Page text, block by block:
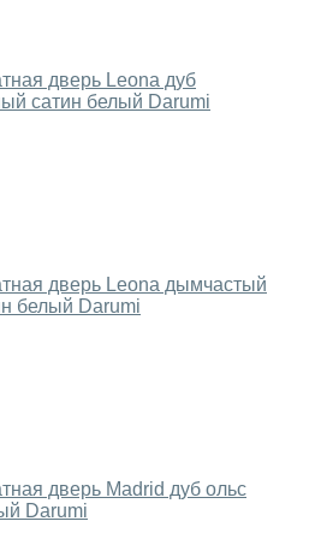
магазин?
выбрать дверные
чат или непосредственно
особенности и
сушки), который
толщиной 20 мм.
МДФ, вся конструкция
дверь Leona дуб
сатин белый Darumi
дверь Leona дымчастый
белый Darumi
дверь Madrid дуб ольс
Darumi